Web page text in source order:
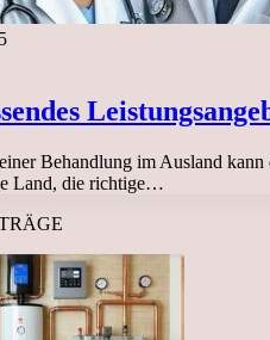
Behandlung im Ausland
Land, die richtige…